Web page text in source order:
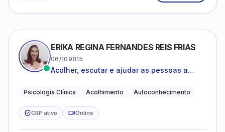
ERIKA REGINA FERNANDES REIS FRIAS
06/109815
Acolher, escutar e ajudar as pessoas a
Psicologia Clínica Acolhimento Autoconhecimento
CRP ativo Online